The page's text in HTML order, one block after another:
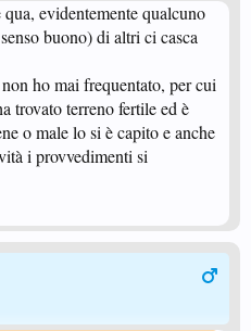
evidentemente qualcuno
buono) di altri ci casca
ho mai frequentato, per cui
trovato terreno fertile ed è
o male lo si è capito e anche
i provvedimenti si